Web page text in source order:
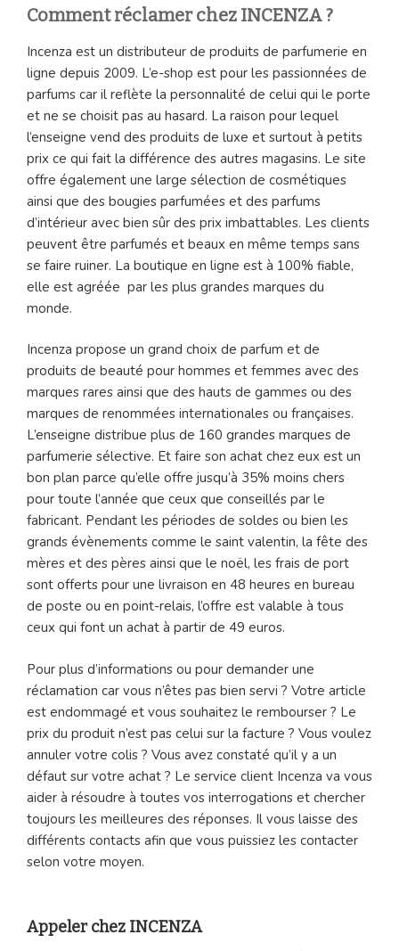
Comment réclamer chez INCENZA ?
Incenza est un distributeur de produits de parfumerie en
ligne depuis 2009. L’e-shop est pour les passionnées de
parfums car il reflète la personnalité de celui qui le porte
et ne se choisit pas au hasard. La raison pour lequel
l’enseigne vend des produits de luxe et surtout à petits
prix ce qui fait la différence des autres magasins. Le site
offre également une large sélection de cosmétiques
ainsi que des bougies parfumées et des parfums
d’intérieur avec bien sûr des prix imbattables. Les clients
peuvent être parfumés et beaux en même temps sans
se faire ruiner. La boutique en ligne est à 100% fiable,
elle est agréée par les plus grandes marques du
monde.
Incenza propose un grand choix de parfum et de
produits de beauté pour hommes et femmes avec des
marques rares ainsi que des hauts de gammes ou des
marques de renommées internationales ou françaises.
L’enseigne distribue plus de 160 grandes marques de
parfumerie sélective. Et faire son achat chez eux est un
bon plan parce qu’elle offre jusqu’à 35% moins chers
pour toute l’année que ceux que conseillés par le
fabricant. Pendant les périodes de soldes ou bien les
grands évènements comme le saint valentin, la fête des
mères et des pères ainsi que le noël, les frais de port
sont offerts pour une livraison en 48 heures en bureau
de poste ou en point-relais, l’offre est valable à tous
ceux qui font un achat à partir de 49 euros.
Pour plus d’informations ou pour demander une
réclamation car vous n’êtes pas bien servi ? Votre article
est endommagé et vous souhaitez le rembourser ? Le
prix du produit n’est pas celui sur la facture ? Vous voulez
annuler votre colis ? Vous avez constaté qu’il y a un
défaut sur votre achat ? Le service client Incenza va vous
aider à résoudre à toutes vos interrogations et chercher
toujours les meilleures des réponses. Il vous laisse des
différents contacts afin que vous puissiez les contacter
selon votre moyen.
Appeler chez INCENZA